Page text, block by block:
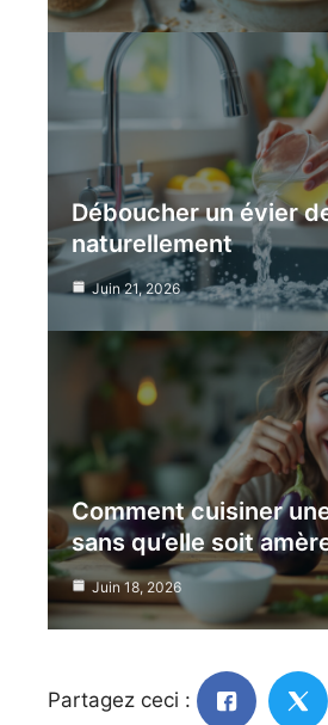
Déboucher un évier
naturellement
Juin 21, 2026
Comment cuisiner
sans qu’elle soit
Juin 18, 2026
Partagez ceci :